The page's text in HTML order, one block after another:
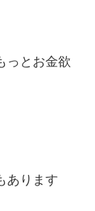
っとお金欲
あります